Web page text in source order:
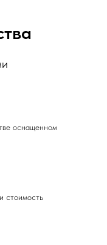
оснащенном
стоимость